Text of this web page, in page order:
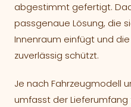
abgestimmt gefertigt.
passgenaue Lösung, die
Innenraum einfügt und
zuverlässig schützt.
Je nach Fahrzeugmodell
umfasst der